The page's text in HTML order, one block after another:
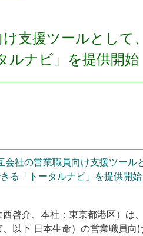
支援ツールとして
ルナビ」を提供開始
社の営業職員向け支援ツール
る「トータルナビ」を提供開始
啓介、本社：東京都港区）は
以下 日本生命）の営業職員向